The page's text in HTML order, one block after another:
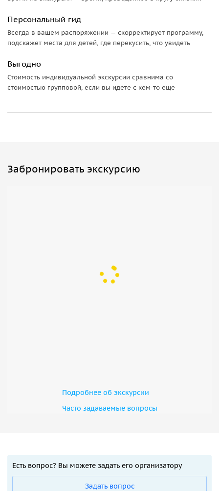
старейший музей республики. Музей — это посредник
между человеком и искусством, мостик от прошлого к
настоящему, от настоящего к будущему.
•
В репертуаре театра традиционно преобладают пьесы
Персональный гид
Всегда в вашем распоряжении — скорректирует программу,
подскажет места для детей, где перекусить, что увидеть
Выгодно
Стоимость индивидуальной экскурсии сравнима со
стоимостью групповой, если вы идете с кем-то еще
Забронировать экскурсию
Подробнее об экскурсии
Часто задаваемые вопросы
Есть вопрос? Вы можете задать его организатору
Задать вопрос